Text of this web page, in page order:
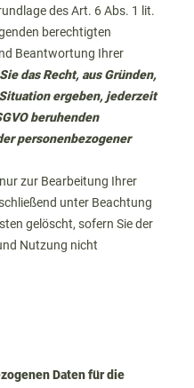
des Art. 6 Abs. 1 lit.
berechtigten
Beantwortung Ihrer
das Recht, aus Gründen,
ergeben, jederzeit
beruhenden
personenbezogener
zur Bearbeitung Ihrer
unter Beachtung
gelöscht, sofern Sie der
Nutzung nicht
Daten für die